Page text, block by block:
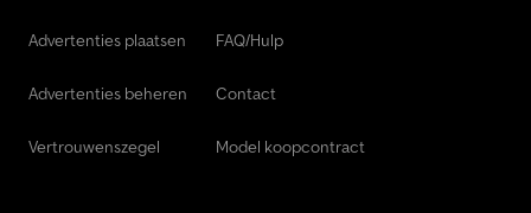
Advertenties plaatsen
Advertenties beheren
Vertrouwenszegel
FAQ/Hulp
Contact
Model koopcontract